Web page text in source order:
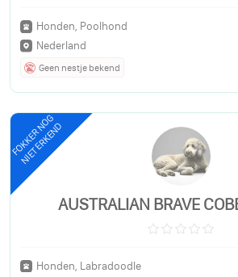
Honden, Poolhond
Nederland
Geen nestje bekend
FOKKER NOG
NIET ERKEND
AUSTRALIAN BRAVE
Honden, Labradoodle